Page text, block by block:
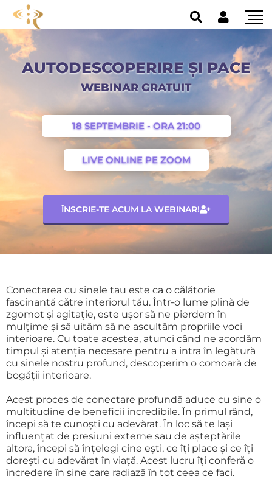
AUTODESCOPERIRE ȘI PACE
WEBINAR GRATUIT
18 SEPTEMBRIE - ORA 21:00
LIVE ONLINE PE ZOOM
ÎNSCRIE-TE ACUM LA WEBINAR!
Conectarea cu sinele tau este ca o călătorie
fascinantă către interiorul tău. Într-o lume plină de
zgomot și agitație, este ușor să ne pierdem în
mulțime și să uităm să ne ascultăm propriile voci
interioare. Cu toate acestea, atunci când ne acordăm
timpul și atenția necesare pentru a intra în legătură
cu sinele nostru profund, descoperim o comoară de
bogății interioare.
Acest proces de conectare profundă aduce cu sine o
multitudine de beneficii incredibile. În primul rând,
începi să te cunoști cu adevărat. În loc să te lași
influențat de presiuni externe sau de așteptările
altora, începi să înțelegi cine ești, ce îți place și ce îți
dorești cu adevărat în viață. Acest lucru îți conferă o
încredere în sine care radiază în tot ceea ce faci.